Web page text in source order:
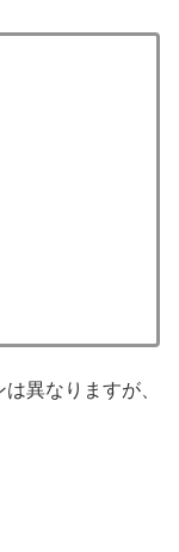
異なりますが、